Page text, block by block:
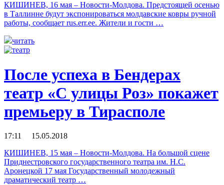
КИШИНЕВ, 16 мая – Новости-Молдова. Предстоящей осенью
в Таллинне будут экспонироваться молдавские ковры ручной
работы, сообщает rus.err.ee. Жители и гости …
читать
После успеха в Бендерах
театр «С улицы Роз» покажет
премьеру в Тирасполе
17:11 15.05.2018
КИШИНЕВ, 15 мая – Новости-Молдова. На большой сцене
Приднестровского государственного театра им. Н.С.
Аронецкой 17 мая Государственный молодежный
драматический театр …